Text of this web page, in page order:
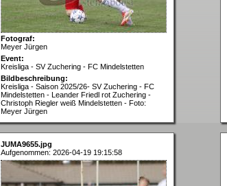
Fotograf:
Meyer Jürgen
Event:
Kreisliga - SV Zuchering - FC Mindelstetten
Bildbeschreibung:
Kreisliga - Saison 2025/26- SV Zuchering - FC
Mindelstetten - Leander Friedl rot Zuchering -
Christoph Riegler weiß Mindelstetten - Foto:
Meyer Jürgen
JUMA9655.jpg
Aufgenommen: 2026-04-19 19:15:58